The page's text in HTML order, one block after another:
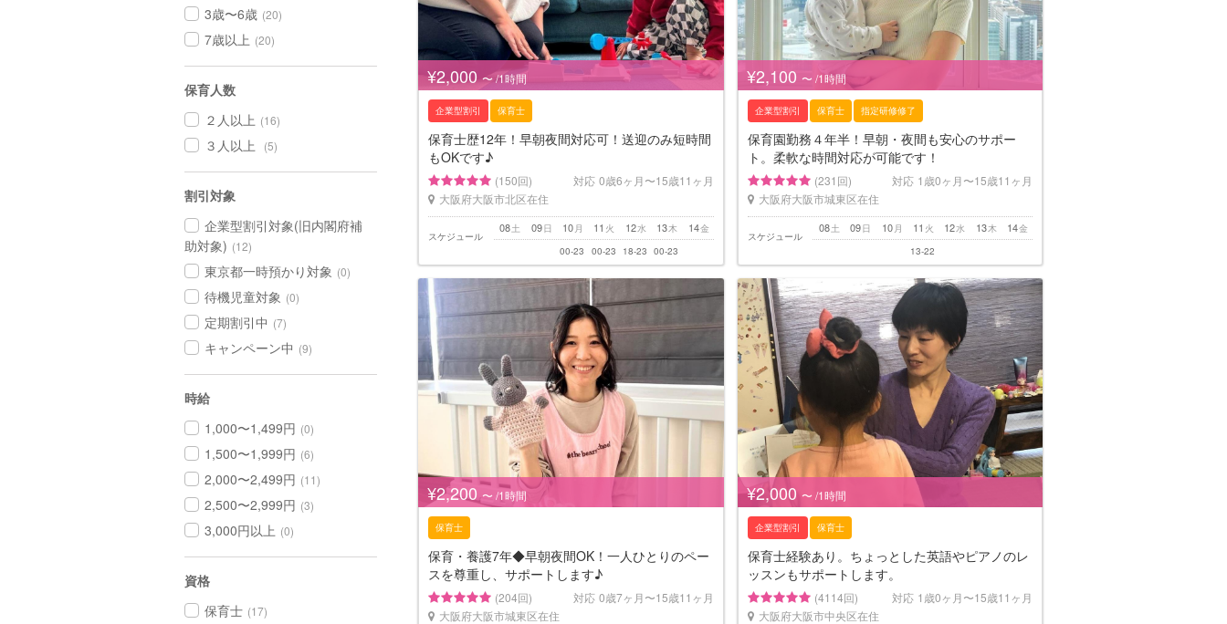
3歳〜6歳 (20)
7歳以上 (20)
保育人数
２人以上 (16)
３人以上 (5)
割引対象
企業型割引対象(旧内閣府補
助対象) (12)
東京都一時預かり対象 (0)
待機児童対象 (0)
定期割引中 (7)
キャンペーン中 (9)
時給
1,000〜1,499円 (0)
1,500〜1,999円 (6)
2,000〜2,499円 (11)
2,500〜2,999円 (3)
3,000円以上 (0)
資格
保育士 (17)
¥2,000 〜 /1時間
企業型割引 保育士
保育士歴12年！早朝夜間対応可！送迎のみ短時間
もOKです♪
(150回) 対応 0歳6ヶ月〜15歳11ヶ月
大阪府大阪市北区在住
スケジュール
土
08 日
09 月
10 火
11 水
12 木
13 金
14
00-23 00-23 18-23 00-23
¥2,100 〜 /1時間
企業型割引 保育士 指定研修修了
保育園勤務４年半！早朝・夜間も安心のサポー
ト。柔軟な時間対応が可能です！
(231回) 対応 1歳0ヶ月〜15歳11ヶ月
大阪府大阪市城東区在住
スケジュール
土
08 日
09 月
10 火
11 水
12 木
13 金
14
13-22
¥2,200 〜 /1時間
保育士
保育・養護7年◆早朝夜間OK！一人ひとりのペー
スを尊重し、サポートします♪
(204回) 対応 0歳7ヶ月〜15歳11ヶ月
大阪府大阪市城東区在住
¥2,000 〜 /1時間
企業型割引 保育士
保育士経験あり。ちょっとした英語やピアノのレ
ッスンもサポートします。
(4114回) 対応 1歳0ヶ月〜15歳11ヶ月
大阪府大阪市中央区在住